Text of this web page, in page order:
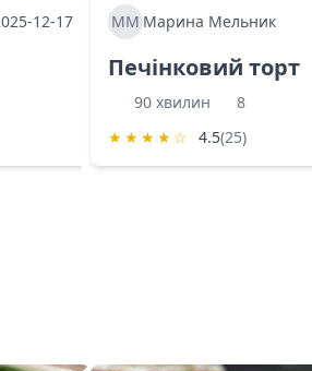
12-17 МММарина Мельник
Печінковий торт
90 хвилин
8
★ ★ ★ ★ ☆ 4.5(25)